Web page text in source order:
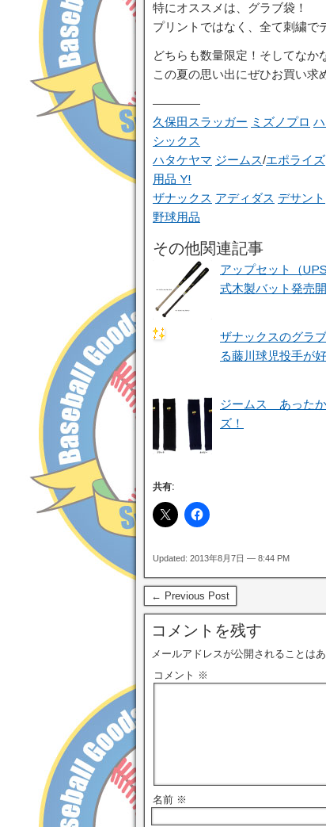
特にオススメは、グラブ袋！
プリントではなく、全て刺繍で
どちらも数量限定！そしてなか
この夏の思い出にぜひお買い求
————
久保田スラッガー ミズノプロ
シックス
ハタケヤマ ジームス/エポライズ
用品 Y!
ザナックス アディダス デサント
野球用品
その他関連記事
アップセット（
式木製バット発売開
ザナックスのグラ
る藤川球児投手が
ジームス あった
ズ！
共有:
Updated: 2013年8月7日 — 8:44 PM
← Previous Post
コメントを残す
メールアドレスが公開されることはあ
コメント ※
名前 ※